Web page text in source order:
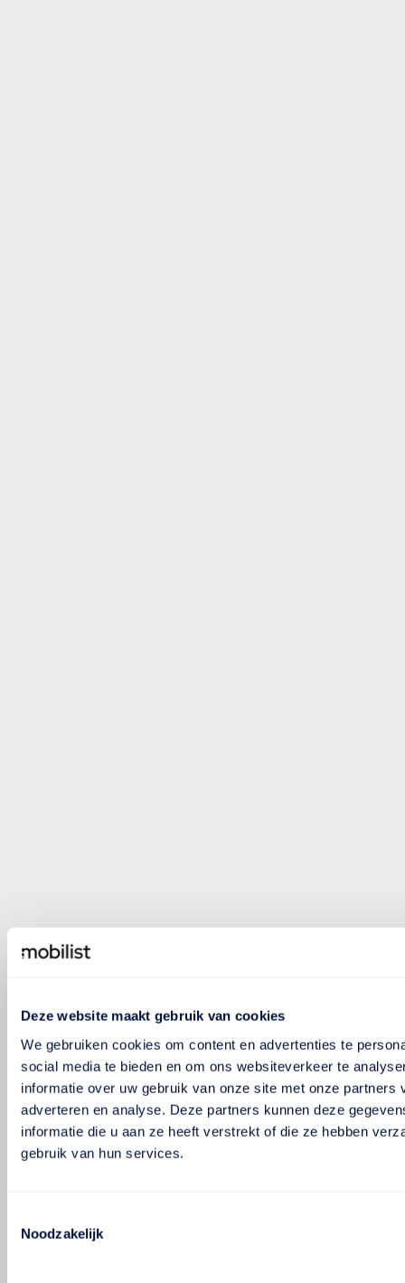
Deze website maakt gebruik van cookies
We gebruiken cookies om content en advertenties te
social media te bieden en om ons websiteverkeer te
informatie over uw gebruik van onze site met onze partners
adverteren en analyse. Deze partners kunnen deze
informatie die u aan ze heeft verstrekt of die ze hebben
gebruik van hun services.
Noodzakelijk